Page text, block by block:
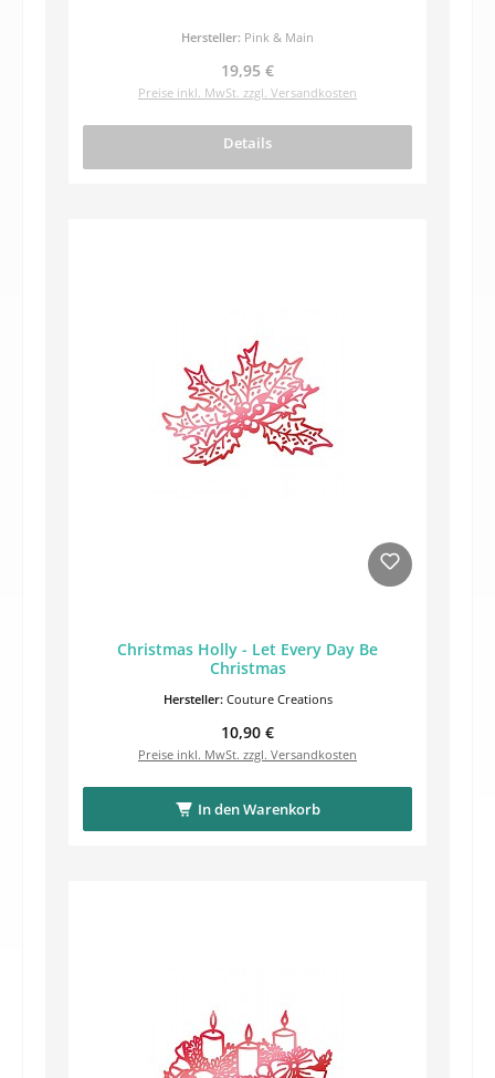
Hersteller: Pink & Main
Regulärer Preis:
19,95 €
Preise inkl. MwSt. zzgl. Versandkosten
Details
Christmas Holly - Let Every Day Be
Christmas
Hersteller: Couture Creations
Regulärer Preis:
10,90 €
Preise inkl. MwSt. zzgl. Versandkosten
In den Warenkorb